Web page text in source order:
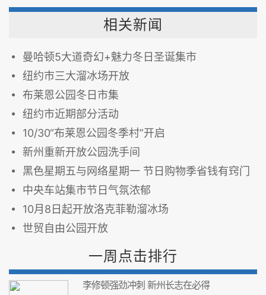
相关新闻
曼哈顿5大道奇幻+魅力冬日圣诞集市
纽约市三大溜冰场开放
布莱恩公园冬日市集
纽约市近期部分活动
10/30“布莱恩公园冬季村”开启
新州重新开放公园洗手间
黑色星期五与网络星期一 节日购物季省钱有窍门
中央车站集市节日气氛浓郁
10月8日起开放洛克菲勒溜冰场
世贸自由公园开放
一周点击排行
李修顿强劲冲刺 新州长志在必得